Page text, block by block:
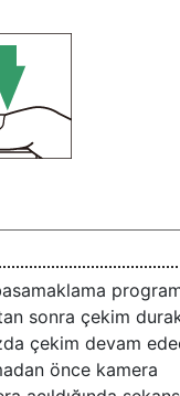
sonra çekim
çekim devam
önce kamera